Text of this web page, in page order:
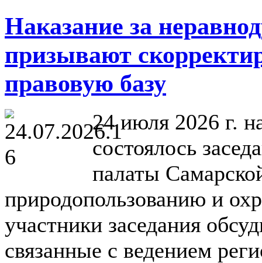
Наказание за
призывают
правовую базу
24 июля 2026 г.
состоялось
палаты
природопользованию и
участники заседания
связанные с ведением